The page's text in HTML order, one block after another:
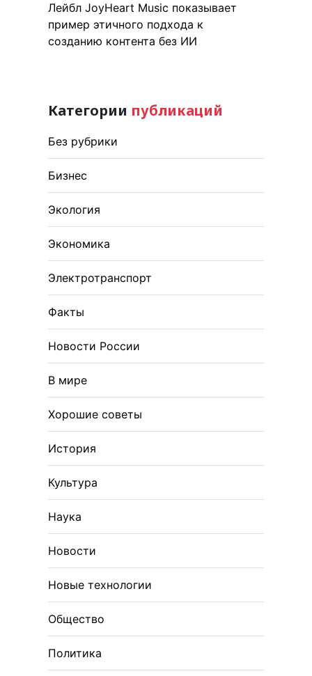
Лейбл JoyHeart Music показывает
пример этичного подхода к
созданию контента без ИИ
Категории публикаций
Без рубрики
Бизнес
Экология
Экономика
Электротранспорт
Факты
Новости России
В мире
Хорошие советы
История
Культура
Наука
Новости
Новые технологии
Общество
Политика